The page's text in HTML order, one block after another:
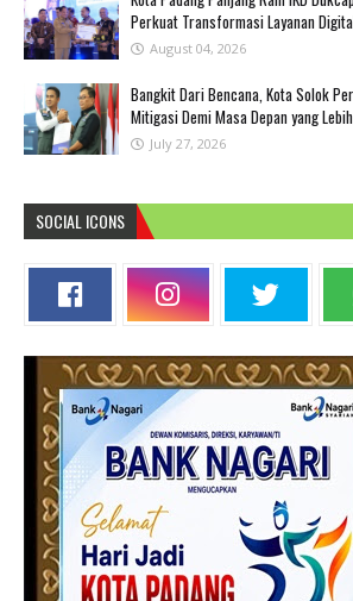
Perkuat Transformasi Layanan
August 04, 2026
Bangkit Dari Bencana, Kota Solok
Mitigasi Demi Masa Depan yang
July 27, 2026
SOCIAL ICONS